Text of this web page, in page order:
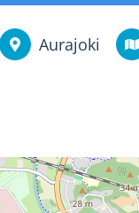
Aurajoki